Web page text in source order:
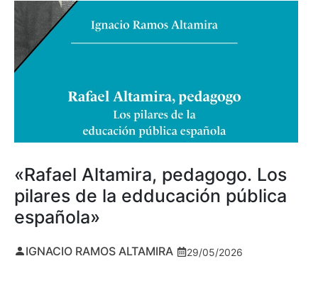
«Rafael Altamira, pedagogo. Los
pilares de la edducación pública
española»
IGNACIO RAMOS ALTAMIRA 29/05/2026